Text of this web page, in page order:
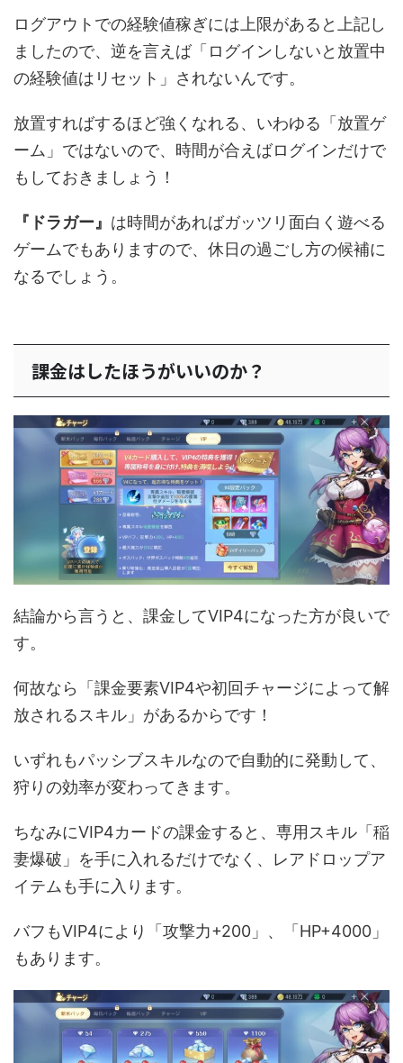
ログアウトでの経験値稼ぎには上限があると上記し
ましたので、逆を言えば「ログインしないと放置中
の経験値はリセット」されないんです。
放置すればするほど強くなれる、いわゆる「放置ゲ
ーム」ではないので、時間が合えばログインだけで
もしておきましょう！
『ドラガー』 は時間があればガッツリ面白く遊べる
ゲームでもありますので、休日の過ごし方の候補に
なるでしょう。
課金はしたほうがいいのか？
結論から言うと、課金してVIP4になった方が良いで
す。
何故なら「課金要素VIP4や初回チャージによって解
放されるスキル」があるからです！
いずれもパッシブスキルなので自動的に発動して、
狩りの効率が変わってきます。
ちなみにVIP4カードの課金すると、専用スキル「稲
妻爆破」を手に入れるだけでなく、レアドロップア
イテムも手に入ります。
バフもVIP4により「攻撃力+200」、「HP+4000」
もあります。